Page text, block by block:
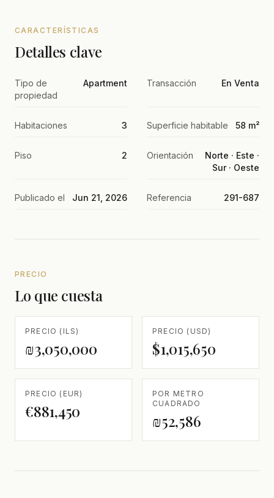
CARACTERÍSTICAS
Detalles clave
Tipo de
propiedad
Apartment Transacción En Venta
Habitaciones 3 Superficie habitable 58 m²
Piso 2 Orientación
Norte · Este ·
Sur · Oeste
Publicado el Jun 21, 2026 Referencia 291-687
PRECIO
Lo que cuesta
PRECIO (ILS)
₪3,050,000
PRECIO (USD)
$1,015,650
PRECIO (EUR)
€881,450
POR METRO
CUADRADO
₪52,586